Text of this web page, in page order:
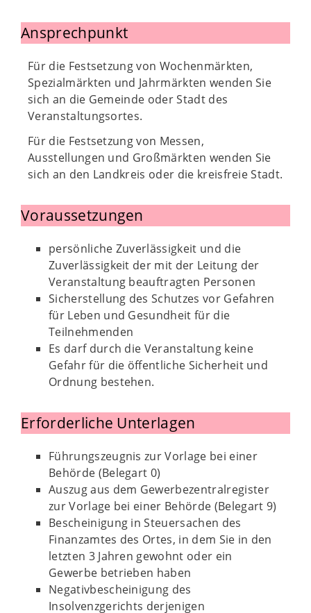
Ansprechpunkt
Für die Festsetzung von Wochenmärkten,
Spezialmärkten und Jahrmärkten wenden Sie
sich an die Gemeinde oder Stadt des
Veranstaltungsortes.
Für die Festsetzung von Messen,
Ausstellungen und Großmärkten wenden Sie
sich an den Landkreis oder die kreisfreie Stadt.
Voraussetzungen
persönliche Zuverlässigkeit und die
Zuverlässigkeit der mit der Leitung der
Veranstaltung beauftragten Personen
Sicherstellung des Schutzes vor Gefahren
für Leben und Gesundheit für die
Teilnehmenden
Es darf durch die Veranstaltung keine
Gefahr für die öffentliche Sicherheit und
Ordnung bestehen.
Erforderliche Unterlagen
Führungszeugnis zur Vorlage bei einer
Behörde (Belegart 0)
Auszug aus dem Gewerbezentralregister
zur Vorlage bei einer Behörde (Belegart 9)
Bescheinigung in Steuersachen des
Finanzamtes des Ortes, in dem Sie in den
letzten 3 Jahren gewohnt oder ein
Gewerbe betrieben haben
Negativbescheinigung des
Insolvenzgerichts derjenigen